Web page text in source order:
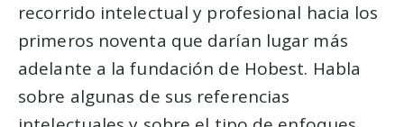
recorrido intelectual y profesional hacia los
primeros noventa que darían lugar más
adelante a la fundación de Hobest. Habla
sobre algunas de sus referencias